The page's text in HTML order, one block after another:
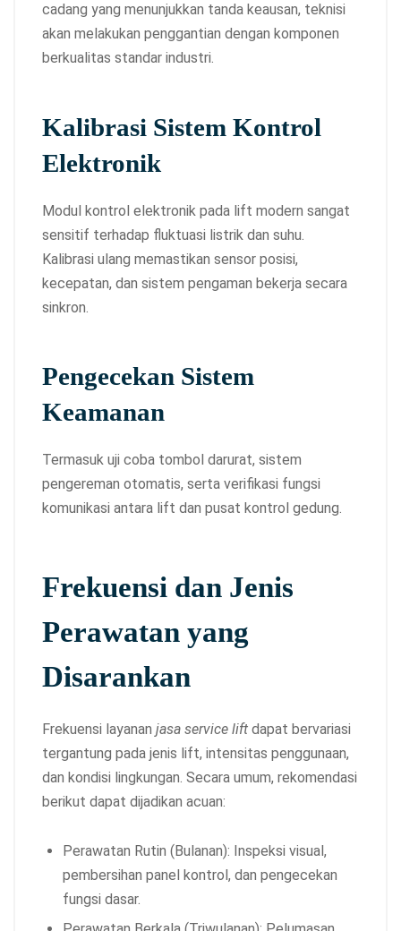
cadang yang menunjukkan tanda keausan, teknisi
akan melakukan penggantian dengan komponen
berkualitas standar industri.
Kalibrasi Sistem Kontrol
Elektronik
Modul kontrol elektronik pada lift modern sangat
sensitif terhadap fluktuasi listrik dan suhu.
Kalibrasi ulang memastikan sensor posisi,
kecepatan, dan sistem pengaman bekerja secara
sinkron.
Pengecekan Sistem
Keamanan
Termasuk uji coba tombol darurat, sistem
pengereman otomatis, serta verifikasi fungsi
komunikasi antara lift dan pusat kontrol gedung.
Frekuensi dan Jenis
Perawatan yang
Disarankan
Frekuensi layanan jasa service lift dapat bervariasi
tergantung pada jenis lift, intensitas penggunaan,
dan kondisi lingkungan. Secara umum, rekomendasi
berikut dapat dijadikan acuan:
Perawatan Rutin (Bulanan): Inspeksi visual,
pembersihan panel kontrol, dan pengecekan
fungsi dasar.